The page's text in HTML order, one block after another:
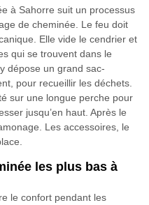
à Sahorre suit un processus
de cheminée. Le feu doit
Elle vide le cendrier et
qui se trouvent dans le
dépose un grand sac-
pour recueillir les déchets.
sur une longue perche pour
jusqu’en haut. Après le
Les accessoires, le
les plus bas à
le confort pendant les